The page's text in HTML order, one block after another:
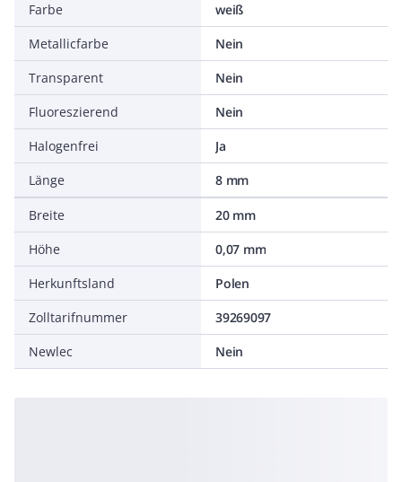
Farbe
weiß
Metallicfarbe
Nein
Transparent
Nein
Fluoreszierend
Nein
Halogenfrei
Ja
Länge
8 mm
Breite
20 mm
Höhe
0,07 mm
Herkunftsland
Polen
Zolltarifnummer
39269097
Newlec
Nein